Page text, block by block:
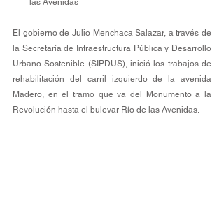
las Avenidas
El gobierno de Julio Menchaca Salazar, a través de
la Secretaría de Infraestructura Pública y Desarrollo
Urbano Sostenible (SIPDUS), inició los trabajos de
rehabilitación del carril izquierdo de la avenida
Madero, en el tramo que va del Monumento a la
Revolución hasta el bulevar Río de las Avenidas.